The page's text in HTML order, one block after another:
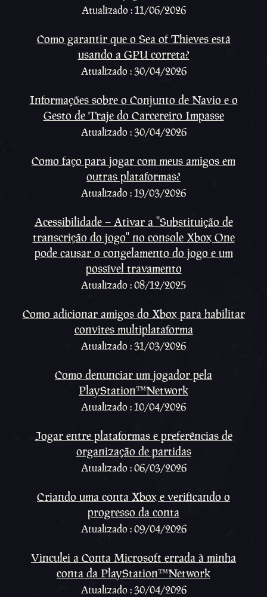
Atualizado : 11/06/2026
Como garantir que o Sea of Thieves está
usando a GPU correta?
Atualizado : 30/04/2026
Informações sobre o Conjunto de Navio e o
Gesto de Traje do Carcereiro Impasse
Atualizado : 30/04/2026
Como faço para jogar com meus amigos em
outras plataformas?
Atualizado : 19/03/2026
Acessibilidade – Ativar a ''Substituição de
transcrição do jogo'' no console Xbox One
pode causar o congelamento do jogo e um
possível travamento
Atualizado : 08/12/2025
Como adicionar amigos do Xbox para habilitar
convites multiplataforma
Atualizado : 31/03/2026
Como denunciar um jogador pela
PlayStation™Network
Atualizado : 10/04/2026
Jogar entre plataformas e preferências de
organização de partidas
Atualizado : 06/03/2026
Criando uma conta Xbox e verificando o
progresso da conta
Atualizado : 09/04/2026
Vinculei a Conta Microsoft errada à minha
conta da PlayStation™Network
Atualizado : 30/04/2026